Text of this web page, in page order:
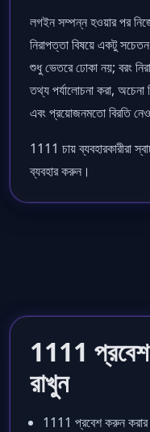
লগইন সম্পন্ন হওয়ার পর
নিরাপত্তা বিষয়ে একটু
শুধু ভেতরে ঢোকা নয়; বরং
তথ্য পর্যালোচনা করা,
এবং প্রয়োজনমতো বিরতি
1111 চায় ব্যবহারকারীরা
ব্যবহার করুন।
1111
রাখুন
1111 প্রবেশ করুন করার